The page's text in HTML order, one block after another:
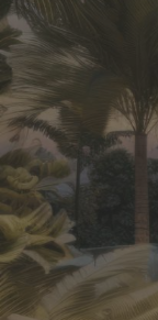
Panneau de gestion